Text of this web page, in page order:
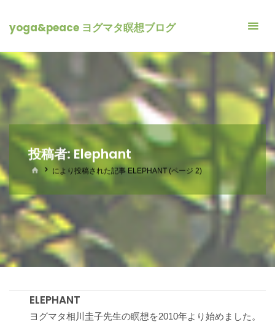
yoga&peace ヨグマタ瞑想ブログ
投稿者:Elephant
ホ
ー
により投稿された記事 ELEPHANT(ページ 2)
ELEPHANT
ヨグマタ相川圭子先生の瞑想を2010年より始めました。